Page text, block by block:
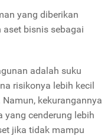
yang diberikan
aset bisnis sebagai
adalah suku
risikonya lebih kecil
kekurangannya
yang cenderung lebih
jika tidak mampu